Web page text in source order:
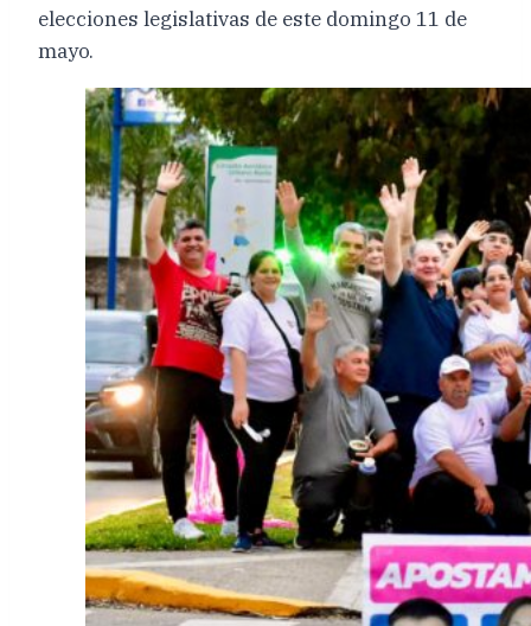
elecciones legislativas de este domingo 11 de
mayo.